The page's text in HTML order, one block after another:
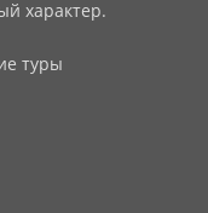
характер.
туры